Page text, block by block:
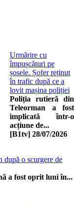
Urmărire cu
împușcături pe
șosele. Șofer reținut
în trafic după ce a
lovit mașina poliției
Poliția rutieră din
Teleorman a fost
implicată într-o
acțiune de...
[B1tv] 28/07/2026
după o scurgere de
a fost oprit luni în...